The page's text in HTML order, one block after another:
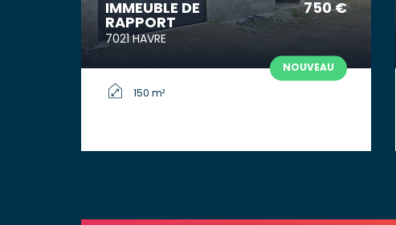
IMMEUBLE DE
RAPPORT
750 €
7021 HAVRE
NOUVEAU
150 m²